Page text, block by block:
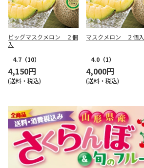
ビッグマスクメロン ２個
入
4.7 （10）
4,150円
(送料・税込)
マスクメロン ２個入
4.0 （1）
4,000円
(送料・税込)